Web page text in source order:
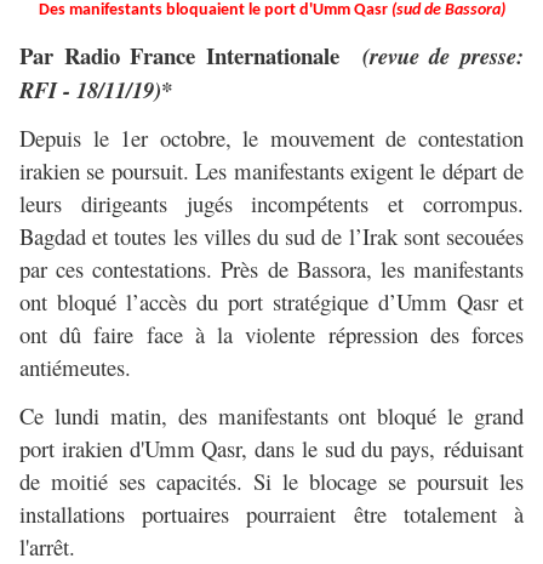
Des manifestants bloquaient le port d'Umm Qasr (sud de Bassora)
Par Radio France Internationale (revue de presse:
RFI - 18/11/19)*
Depuis le 1er octobre, le mouvement de contestation
irakien se poursuit. Les manifestants exigent le départ de
leurs dirigeants jugés incompétents et corrompus.
Bagdad et toutes les villes du sud de l’Irak sont secouées
par ces contestations. Près de Bassora, les manifestants
ont bloqué l’accès du port stratégique d’Umm Qasr et
ont dû faire face à la violente répression des forces
antiémeutes.
Ce lundi matin, des manifestants ont bloqué le grand
port irakien d'Umm Qasr, dans le sud du pays, réduisant
de moitié ses capacités. Si le blocage se poursuit les
installations portuaires pourraient être totalement à
l'arrêt.